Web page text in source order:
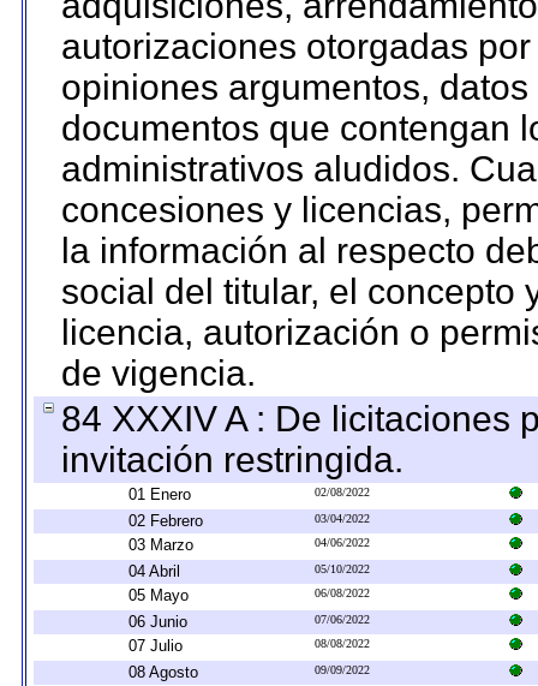
autorizaciones otorgadas
opiniones argumentos,
documentos que contengan
administrativos aludidos.
concesiones y licencias,
la información al respecto
social del titular, el concepto
licencia, autorización o
de vigencia.
84 XXXIV A : De licitaciones
invitación restringida.
01 Enero 02/08/2022
02 Febrero 03/04/2022
03 Marzo 04/06/2022
04 Abril 05/10/2022
05 Mayo 06/08/2022
06 Junio 07/06/2022
07 Julio 08/08/2022
08 Agosto 09/09/2022